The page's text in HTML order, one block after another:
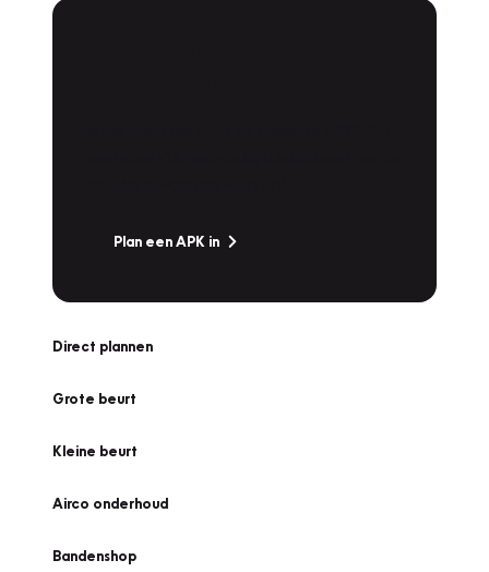
Plan een APK in
Direct plannen
Grote beurt
Kleine beurt
Airco onderhoud
Bandenshop